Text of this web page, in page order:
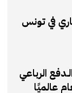
في تونس
الرباعي